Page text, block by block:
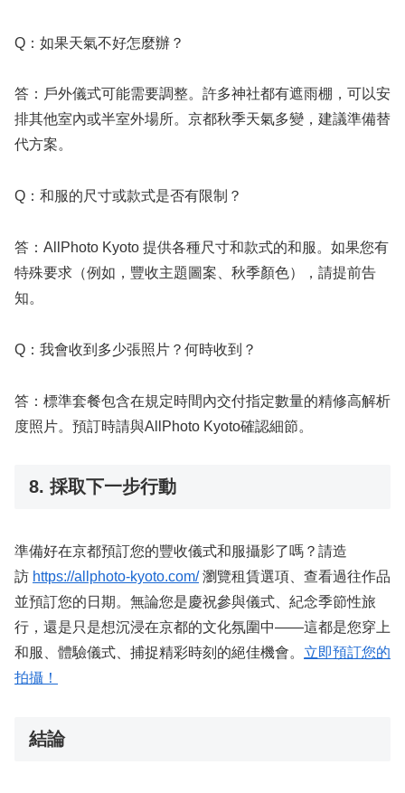
Q：如果天氣不好怎麼辦？
答：戶外儀式可能需要調整。許多神社都有遮雨棚，可以安
排其他室內或半室外場所。京都秋季天氣多變，建議準備替
代方案。
Q：和服的尺寸或款式是否有限制？
答：AllPhoto Kyoto 提供各種尺寸和款式的和服。如果您有
特殊要求（例如，豐收主題圖案、秋季顏色），請提前告
知。
Q：我會收到多少張照片？何時收到？
答：標準套餐包含在規定時間內交付指定數量的精修高解析
度照片。預訂時請與AllPhoto Kyoto確認細節。
8. 採取下一步行動
準備好在京都預訂您的豐收儀式和服攝影了嗎？請造
訪 https://allphoto-kyoto.com/瀏覽租賃選項、查看過往作品
並預訂您的日期。無論您是慶祝參與儀式、紀念季節性旅
行，還是只是想沉浸在京都的文化氛圍中——這都是您穿上
和服、體驗儀式、捕捉精彩時刻的絕佳機會。 立即預訂您的
拍攝！
結論